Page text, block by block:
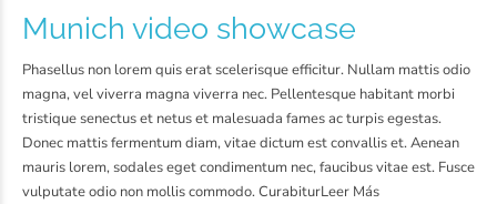
Munich video showcase
Phasellus non lorem quis erat scelerisque efficitur. Nullam mattis odio
magna, vel viverra magna viverra nec. Pellentesque habitant morbi
tristique senectus et netus et malesuada fames ac turpis egestas.
Donec mattis fermentum diam, vitae dictum est convallis et. Aenean
mauris lorem, sodales eget condimentum nec, faucibus vitae est. Fusce
vulputate odio non mollis commodo. CurabiturLeer Más